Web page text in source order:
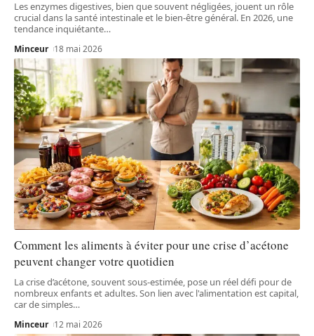
Les enzymes digestives, bien que souvent négligées, jouent un rôle
crucial dans la santé intestinale et le bien-être général. En 2026, une
tendance inquiétante…
Minceur 18 mai 2026
Comment les aliments à éviter pour une crise d’acétone
peuvent changer votre quotidien
La crise d’acétone, souvent sous-estimée, pose un réel défi pour de
nombreux enfants et adultes. Son lien avec l'alimentation est capital,
car de simples…
Minceur 12 mai 2026